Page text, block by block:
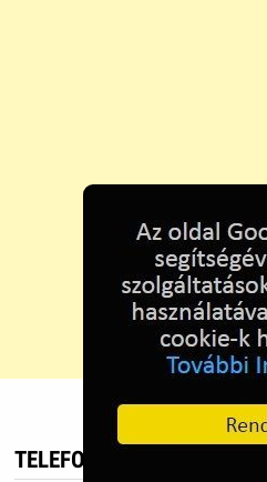
TELEFON HIRDETÉS